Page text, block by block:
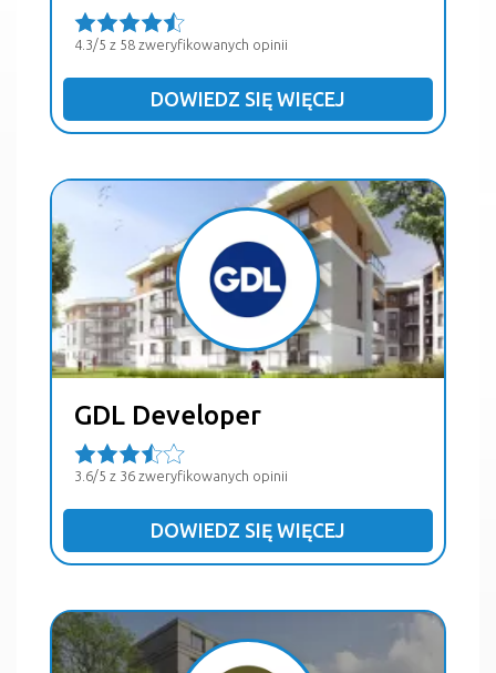
4.3/5 z 58 zweryfikowanych opinii
DOWIEDZ SIĘ WIĘCEJ
GDL Developer
3.6/5 z 36 zweryfikowanych opinii
DOWIEDZ SIĘ WIĘCEJ